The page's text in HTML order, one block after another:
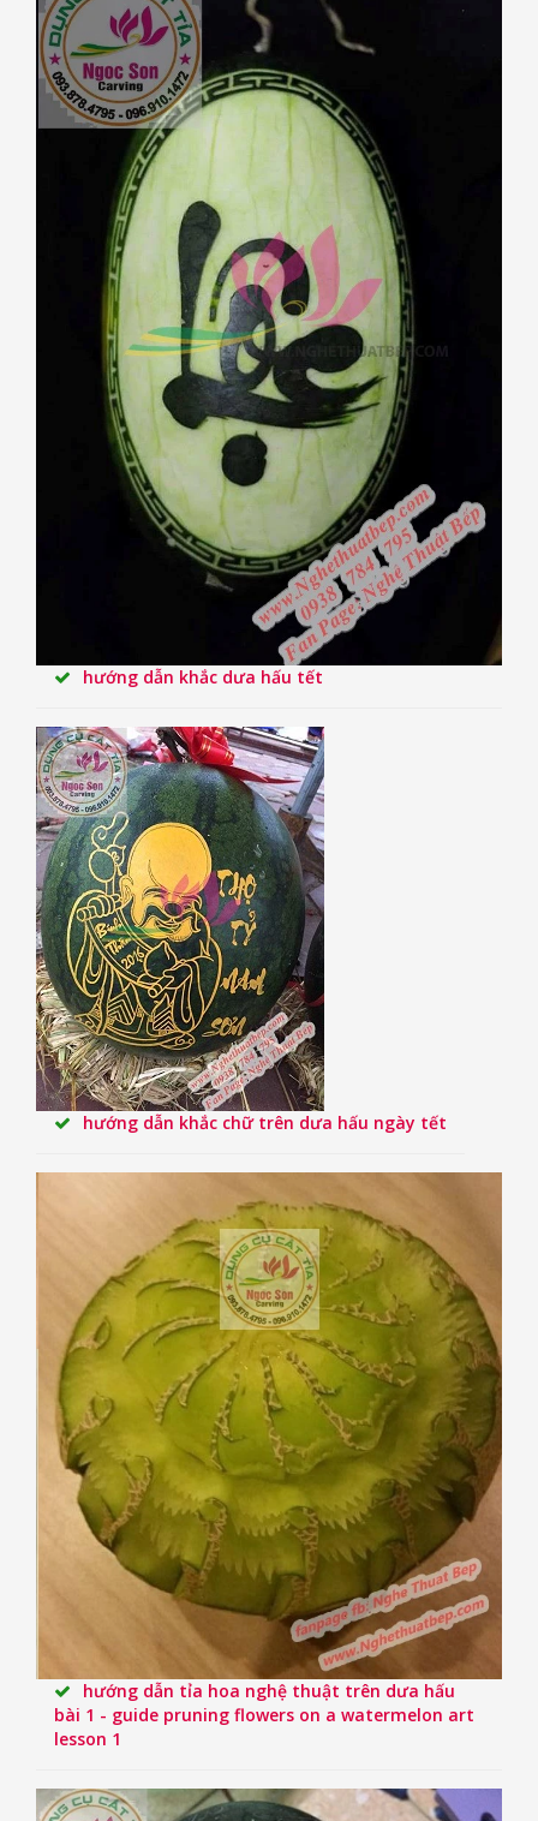
hướng dẫn khắc dưa hấu tết
hướng dẫn khắc chữ trên dưa hấu ngày tết
hướng dẫn tỉa hoa nghệ thuật trên dưa hấu
bài 1 - guide pruning flowers on a watermelon art
lesson 1